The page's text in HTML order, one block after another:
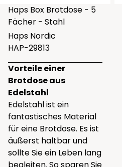
Haps Box Brotdose - 5
Fächer - Stahl
Haps Nordic
HAP-29813
Vorteile einer
Brotdose aus
Edelstahl
Edelstahl ist ein
fantastisches Material
für eine Brotdose. Es ist
äußerst haltbar und
sollte Sie ein Leben lang